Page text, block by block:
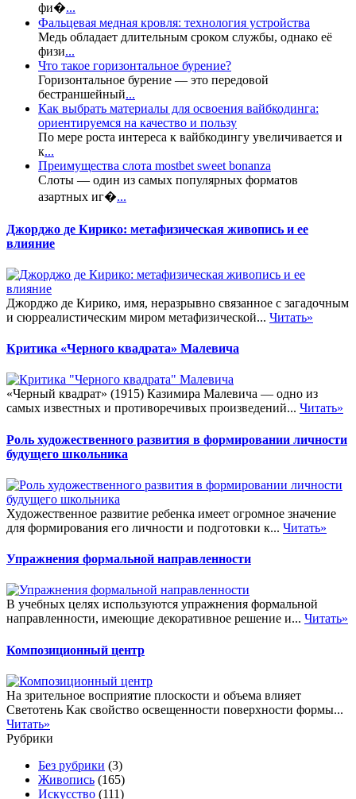
фи�...
Фальцевая медная кровля: технология устройства
Медь обладает длительным сроком службы, однако её
физи...
Что такое горизонтальное бурение?
Горизонтальное бурение — это передовой
бестраншейный...
Как выбрать материалы для освоения вайбкодинга:
ориентируемся на качество и пользу
По мере роста интереса к вайбкодингу увеличивается и
к...
Преимущества слота mostbet sweet bonanza
Слоты — один из самых популярных форматов
азартных иг�...
Джорджо де Кирико: метафизическая живопись и ее
влияние
Джорджо де Кирико, имя, неразрывно связанное с загадочным
и сюрреалистическим миром метафизической... Читать»
Критика «Черного квадрата» Малевича
«Черный квадрат» (1915) Казимира Малевича — одно из
самых известных и противоречивых произведений... Читать»
Роль художественного развития в формировании личности
будущего школьника
Художественное развитие ребенка имеет огромное значение
для формирования его личности и подготовки к... Читать»
Упражнения формальной направленности
В учебных целях используются упражнения формальной
направленности, имеющие декоративное решение и... Читать»
Композиционный центр
На зрительное восприятие плоскости и объема влияет
Светотень Как свойство освещенности поверхности формы...
Читать»
Рубрики
Без рубрики (3)
Живопись (165)
Искусство (111)